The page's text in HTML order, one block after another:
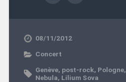
08/11/2012
Concert
Genève, post-rock, Pologne,
Nebula, Lilium Sova